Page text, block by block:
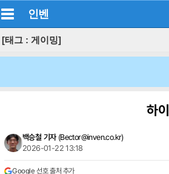
인벤
[태그 : 게이밍]
하
백승철 기자 (Bector@inven.co.kr)
2026-01-22 13:18
Google 선호 출처 추가